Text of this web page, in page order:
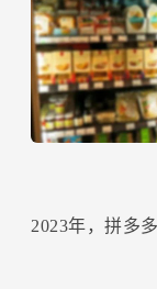
2023年，拼多